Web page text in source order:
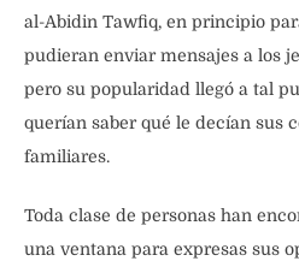
al-Abidin Tawfiq, en principio
pudieran enviar mensajes a los
pero su popularidad llegó a tal
querían saber qué le decían sus
familiares.
Toda clase de personas han
una ventana para expresas sus